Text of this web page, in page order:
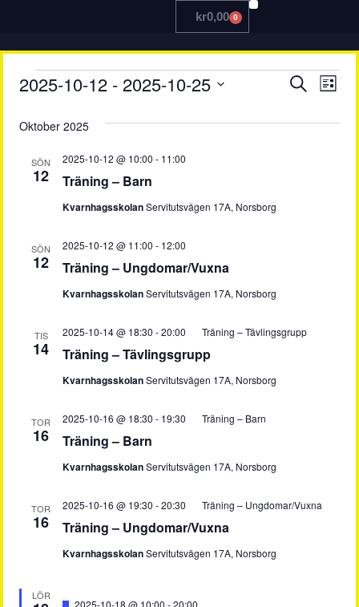
kr0,00 0
Sök Lista
2025-10-12 - 2025-10-25
Oktober 2025
SÖN
12 Träning – Barn
2025-10-12 @ 10:00 - 11:00
KvarnhagsskolanServitutsvägen 17A, Norsborg
SÖN
12 Träning – Ungdomar/Vuxna
2025-10-12 @ 11:00 - 12:00
KvarnhagsskolanServitutsvägen 17A, Norsborg
TIS
14 Träning – Tävlingsgrupp
2025-10-14 @ 18:30 -20:00 Träning – Tävlingsgrupp
KvarnhagsskolanServitutsvägen 17A, Norsborg
TOR
16 Träning – Barn
2025-10-16 @ 18:30 - 19:30 Träning – Barn
KvarnhagsskolanServitutsvägen 17A, Norsborg
TOR
16 Träning – Ungdomar/Vuxna
2025-10-16 @ 19:30 -20:30 Träning – Ungdomar/Vuxna
KvarnhagsskolanServitutsvägen 17A, Norsborg
LÖR
Utvalt